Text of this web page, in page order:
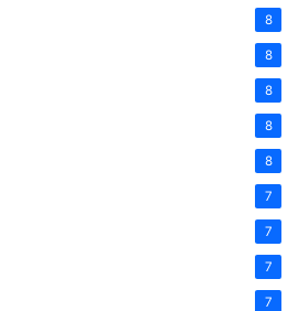
8
8
8
8
8
7
7
7
7